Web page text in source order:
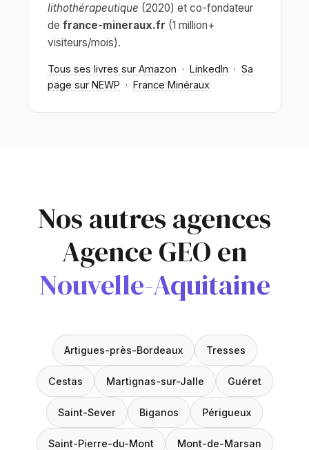
lithothérapeutique (2020) et co-fondateur
de france-mineraux.fr (1 million+
visiteurs/mois).
Tous ses livres sur Amazon · LinkedIn · Sa
page sur NEWP · France Minéraux
Nos autres agences
Agence GEO en
Nouvelle-Aquitaine
Artigues-près-Bordeaux Tresses
Cestas Martignas-sur-Jalle Guéret
Saint-Sever Biganos Périgueux
Saint-Pierre-du-Mont Mont-de-Marsan